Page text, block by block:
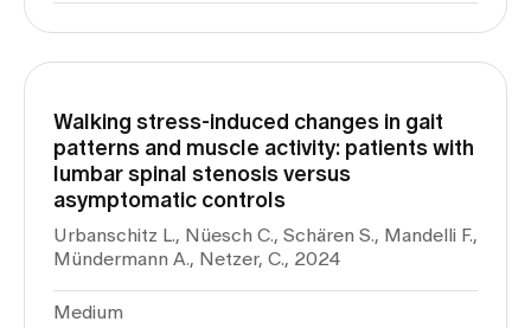
Walking stress-induced changes in gait
patterns and muscle activity: patients with
lumbar spinal stenosis versus
asymptomatic controls
Urbanschitz L., Nüesch C., Schären S., Mandelli F.,
Mündermann A., Netzer, C., 2024
Medium